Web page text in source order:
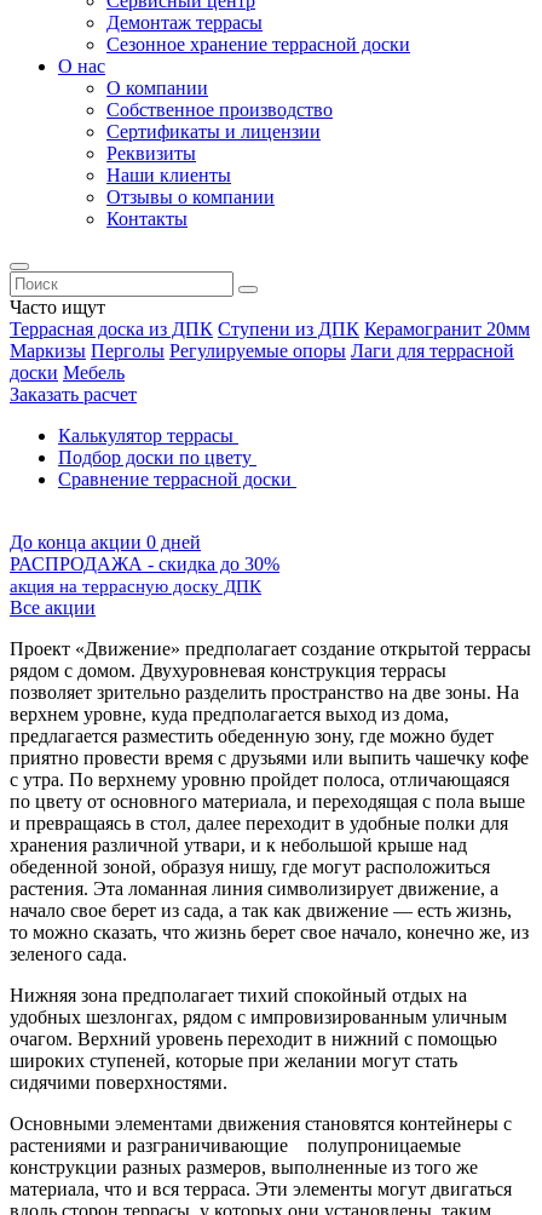
Демонтаж террасы
Сезонное хранение террасной доски
О нас
О компании
Собственное производство
Сертификаты и лицензии
Реквизиты
Наши клиенты
Отзывы о компании
Контакты
Часто ищут
Террасная доска из ДПК Ступени из ДПК Керамогранит 20мм
Маркизы Перголы Регулируемые опоры Лаги для террасной
доски Мебель
Заказать расчет
Калькулятор террасы
Подбор доски по цвету
Сравнение террасной доски
До конца акции 0 дней
РАСПРОДАЖА - скидка до 30%
акция на террасную доску ДПК
Все акции
Проект «Движение» предполагает создание открытой террасы
рядом с домом. Двухуровневая конструкция террасы
позволяет зрительно разделить пространство на две зоны. На
верхнем уровне, куда предполагается выход из дома,
предлагается разместить обеденную зону, где можно будет
приятно провести время с друзьями или выпить чашечку кофе
с утра. По верхнему уровню пройдет полоса, отличающаяся
по цвету от основного материала, и переходящая с пола выше
и превращаясь в стол, далее переходит в удобные полки для
хранения различной утвари, и к небольшой крыше над
обеденной зоной, образуя нишу, где могут расположиться
растения. Эта ломанная линия символизирует движение, а
начало свое берет из сада, а так как движение — есть жизнь,
то можно сказать, что жизнь берет свое начало, конечно же, из
зеленого сада.
Нижняя зона предполагает тихий спокойный отдых на
удобных шезлонгах, рядом с импровизированным уличным
очагом. Верхний уровень переходит в нижний с помощью
широких ступеней, которые при желании могут стать
сидячими поверхностями.
Основными элементами движения становятся контейнеры с
растениями и разграничивающие полупроницаемые
конструкции разных размеров, выполненные из того же
материала, что и вся терраса. Эти элементы могут двигаться
вдоль сторон террасы, у которых они установлены, таким